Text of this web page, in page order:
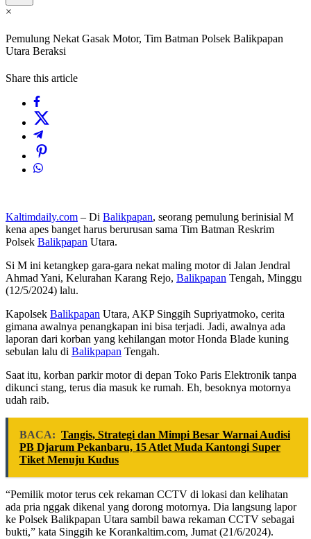
×
Pemulung Nekat Gasak Motor, Tim Batman Polsek Balikpapan
Utara Beraksi
Share this article
Kaltimdaily.com – Di Balikpapan, seorang pemulung berinisial M
kena apes banget harus berurusan sama Tim Batman Reskrim
Polsek Balikpapan Utara.
Si M ini ketangkep gara-gara nekat maling motor di Jalan Jendral
Ahmad Yani, Kelurahan Karang Rejo, Balikpapan Tengah, Minggu
(12/5/2024) lalu.
Kapolsek Balikpapan Utara, AKP Singgih Supriyatmoko, cerita
gimana awalnya penangkapan ini bisa terjadi. Jadi, awalnya ada
laporan dari korban yang kehilangan motor Honda Blade kuning
sebulan lalu di Balikpapan Tengah.
Saat itu, korban parkir motor di depan Toko Paris Elektronik tanpa
dikunci stang, terus dia masuk ke rumah. Eh, besoknya motornya
udah raib.
BACA: Tangis, Strategi dan Mimpi Besar Warnai Audisi
PB Djarum Pekanbaru, 15 Atlet Muda Kantongi Super
Tiket Menuju Kudus
“Pemilik motor terus cek rekaman CCTV di lokasi dan kelihatan
ada pria nggak dikenal yang dorong motornya. Dia langsung lapor
ke Polsek Balikpapan Utara sambil bawa rekaman CCTV sebagai
bukti,” kata Singgih ke Korankaltim.com, Jumat (21/6/2024).